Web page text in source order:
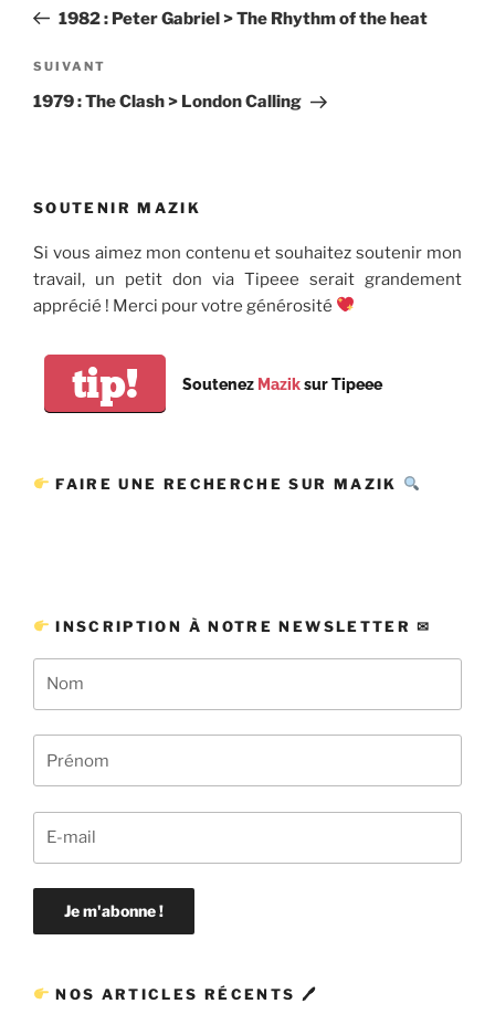
l’article
précédent
1982 : Peter Gabriel > The Rhythm of the heat
Article
suivant
SUIVANT
1979 : The Clash > London Calling
SOUTENIR MAZIK
Si vous aimez mon contenu et souhaitez soutenir mon
travail, un petit don via Tipeee serait grandement
apprécié ! Merci pour votre générosité
tip! Soutenez Maziksur Tipeee
FAIRE UNE RECHERCHE SUR MAZIK
INSCRIPTION À NOTRE NEWSLETTER ✉
NOS ARTICLES RÉCENTS 🖊